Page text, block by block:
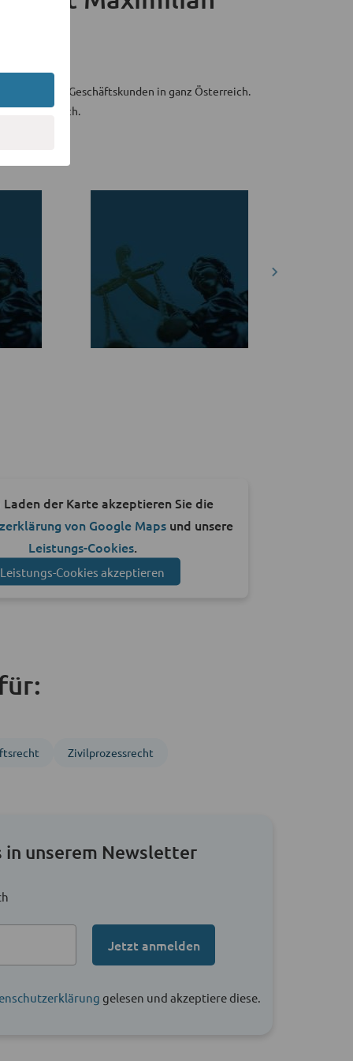
und Geschäftskunden in ganz Österreich.
Österreich.
der Karte akzeptieren Sie die
von Google Maps und unsere
Leistungs-Cookies.
Leistungs-Cookies akzeptieren
Zivil­prozess­recht
in unserem Newsletter
Jetzt anmelden
gelesen und akzeptiere diese.